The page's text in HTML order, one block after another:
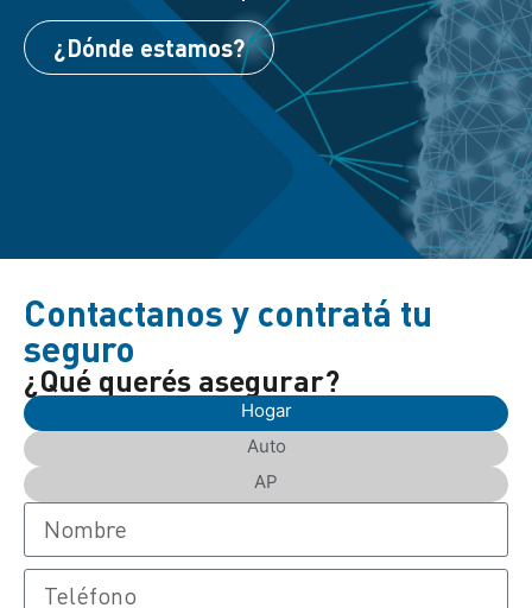
¿Dónde estamos?
Contactanos y contratá tu
seguro
¿Qué querés asegurar?
Hogar
Auto
AP